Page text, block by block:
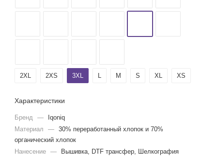
2XL 2XS 3XL L M S XL XS
Характеристики
Бренд —
Iqoniq
Материал
— 30% переработанный хлопок и 70%
органический хлопок
Нанесение —
Вышивка, DTF трансфер, Шелкография